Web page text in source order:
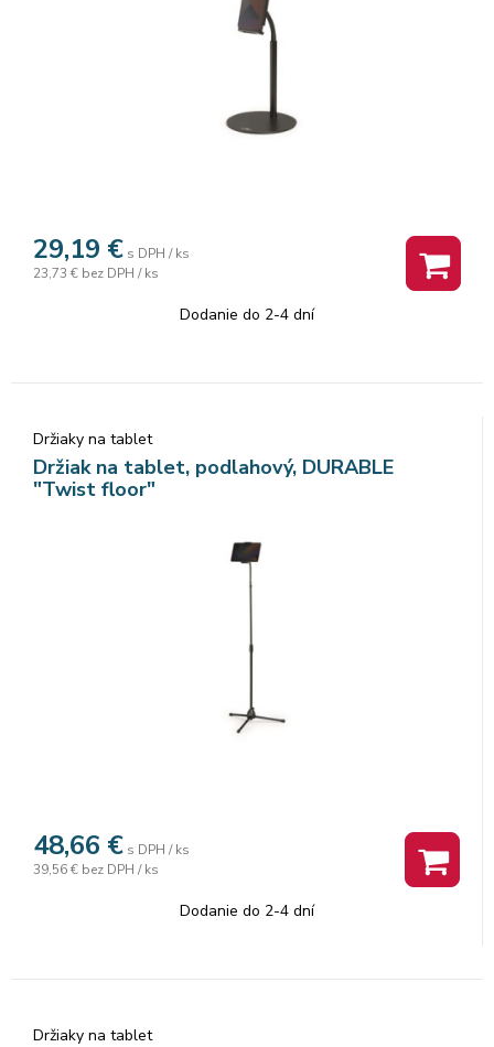
29,19 € s DPH / ks
23,73 € bez DPH / ks
Dodanie do 2-4 dní
Držiaky na tablet
Držiak na tablet, podlahový, DURABLE
"Twist floor"
48,66 € s DPH / ks
39,56 € bez DPH / ks
Dodanie do 2-4 dní
Držiaky na tablet